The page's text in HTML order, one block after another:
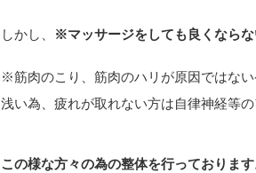
しかし、 ※マッサージをしても良くなら
※筋肉のこり、筋肉のハリが原因ではな
浅い為、疲れが取れない方は自律神経等の
この様な方々の為の整体を行っております